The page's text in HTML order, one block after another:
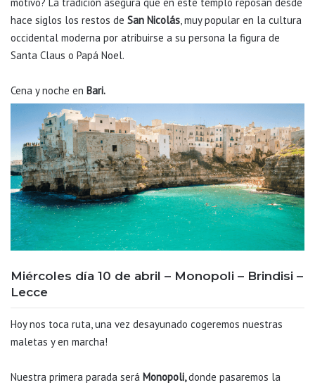
hace siglos los restos de San Nicolás, muy popular en la cultura
occidental moderna por atribuirse a su persona la figura de
Santa Claus o Papá Noel.
Cena y noche en Bari.
Miércoles día 10 de abril – Monopoli – Brindisi –
Lecce
Hoy nos toca ruta, una vez desayunado cogeremos nuestras
maletas y en marcha!
Nuestra primera parada será Monopoli,donde pasaremos la